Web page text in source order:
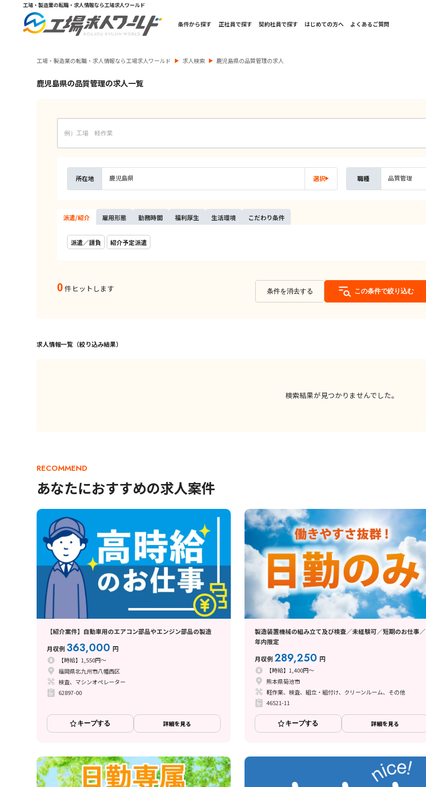
工場・製造業の転職・求人情報なら工場求人ワールド
条件から探す 正社員で探す 契約社員で探す はじめての方へ よくあるご質問
工場・製造業の転職・求人情報なら工場求人ワールド 求人検索 鹿児島県の品質管理の求人
鹿児島県の品質管理の求人一覧
所在地 鹿児島県 選択 職種 品質管理
派遣/紹介 雇用形態 勤務時間 福利厚生 生活環境 こだわり条件
派遣／請負 紹介予定派遣
0 件ヒットします 条件を消去する この条件で絞り込む
求人情報一覧（絞り込み結果）
検索結果が見つかりませんでした。
RECOMMEND
あなたにおすすめの求人案件
【紹介案件】自動車用のエアコン部品やエンジン部品の製造
月収例 363,000 円
【時給】1,550円～
福岡県北九州市八幡西区
検査、マシンオペレーター
62897-00
キープする 詳細を見る
製造装置機械の組み立て及び検査／未経験可／短期のお仕事／
年内限定
月収例289,250 円
【時給】1,400円～
熊本県菊池市
軽作業、検査、組立・組付け、クリーンルーム、その他
46521-11
キープする 詳細を見る